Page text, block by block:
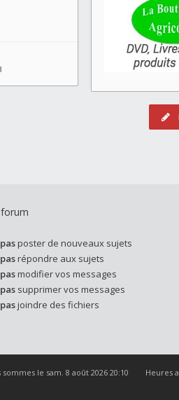
poster de nouveaux sujets
répondre aux sujets
modifier vos messages
supprimer vos messages
joindre des fichiers
Heures
sommes le sam. 8 août 2026 20:10